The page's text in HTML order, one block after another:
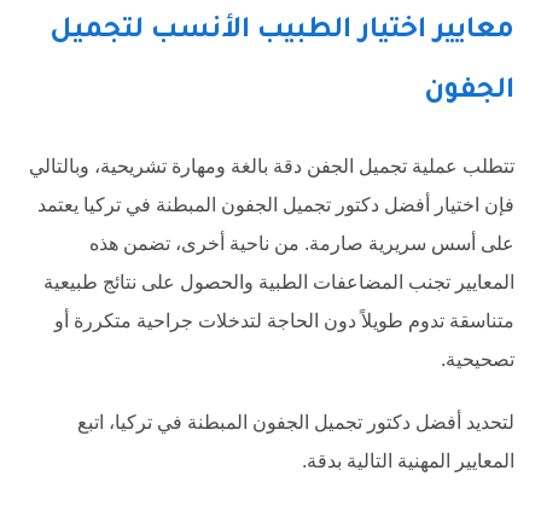
معايير اختيار الطبيب الأنسب لتجميل
الجفون
تتطلب عملية تجميل الجفن دقة بالغة ومهارة تشريحية، وبالتالي
فإن اختيار أفضل دكتور تجميل الجفون المبطنة في تركيا يعتمد
على أسس سريرية صارمة. من ناحية أخرى، تضمن هذه
المعايير تجنب المضاعفات الطبية والحصول على نتائج طبيعية
متناسقة تدوم طويلاً دون الحاجة لتدخلات جراحية متكررة أو
تصحيحية.
لتحديد أفضل دكتور تجميل الجفون المبطنة في تركيا، اتبع
المعايير المهنية التالية بدقة.